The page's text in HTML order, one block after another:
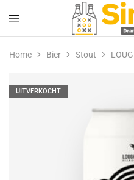
Simonsdrank.nl
Drank,
Bier
&
Home Bier Stout
UITVERKOCHT